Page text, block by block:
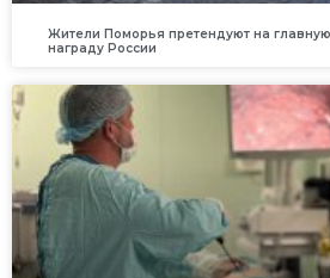
Жители Поморья претендуют на
награду России